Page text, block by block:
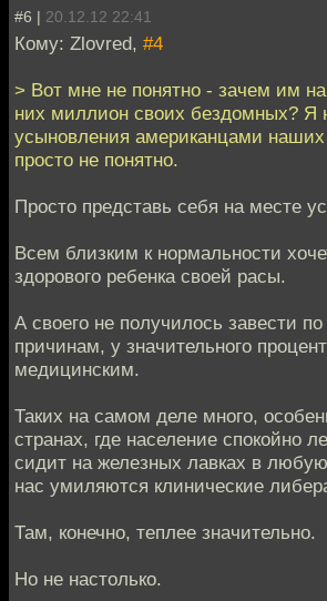
#6 | 20.12.12 22:41
Кому: Zlovred, #4
> Вот мне не понятно - зачем им
них миллион своих бездомных? Я
усыновления американцами наших
просто не понятно.
Просто представь себя на месте
Всем близким к нормальности
здорового ребенка своей расы.
А своего не получилось завести
причинам, у значительного
медицинским.
Таких на самом деле много,
странах, где население спокойно
сидит на железных лавках в
нас умиляются клинические
Там, конечно, теплее значительно.
Но не настолько.